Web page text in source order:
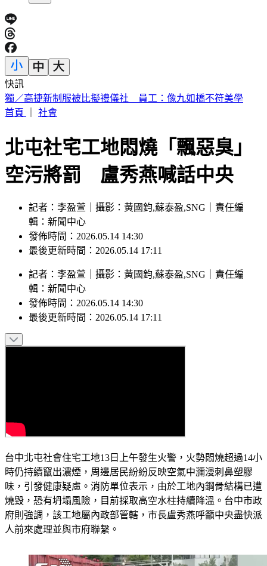
快訊
喉嚨痛如刀割！一票人狂咳3週「新冠、流感全陰」 醫曝：
這次病毒很毒
北屯社宅工地悶燒「飄惡臭」
空污將罰 盧秀燕喊話中央
記者：李盈萱｜攝影：黃國鈞,蘇泰盈,SNG｜責任編
輯：新聞中心
發佈時間：2026.05.14 14:30
記者 ：李盈萱
輯：新聞中心
發佈時間：2026.05.14 14:30
台中北屯社會住宅工地13日上午發生火警，火勢悶燒超過14小
時仍持續竄出濃煙，周邊居民紛紛反映空氣中瀰漫刺鼻塑膠
味，引發健康疑慮。消防單位表示，由於工地內鋼骨結構已遭
燒毀，恐有坍塌風險，目前採取高空水柱持續降溫。台中市政
府則強調，該工地屬內政部管轄，市長盧秀燕呼籲中央盡快派